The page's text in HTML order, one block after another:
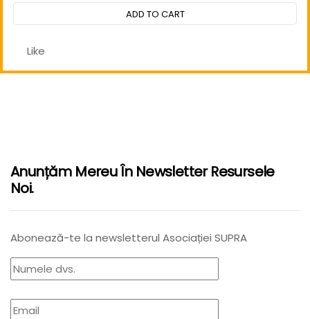
5
ADD TO CART
Like
Anunțăm Mereu În Newsletter Resursele
Noi.
Abonează-te la newsletterul Asociației SUPRA